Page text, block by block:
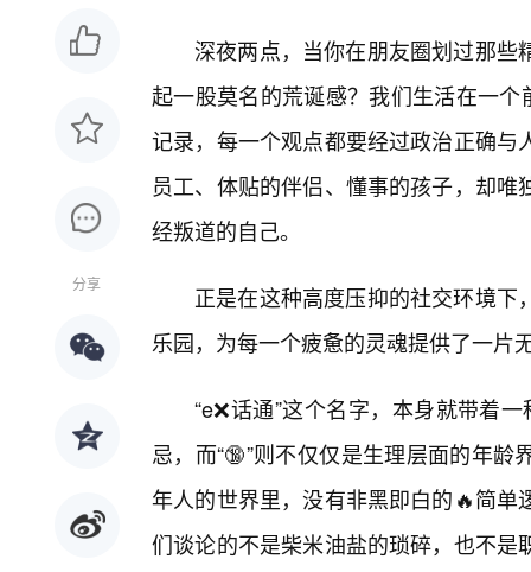
分享
深夜两点，当你在朋友圈划过那
起一股莫名的荒诞感？我们生活在一
记录，每一个观点都要经过政治正确
员工、体贴的伴侣、懂事的孩子，却
经叛道的自己。
正是在这种高度压抑的社交环境下
乐园，为每一个疲惫的灵魂提供了一片
“e❌话通”这个名字，本身就带着
忌，而“🔞”则不仅仅是生理层面的年
年人的世界里，没有非黑即白的🔥简
们谈论的不是柴米油盐的琐碎，也不